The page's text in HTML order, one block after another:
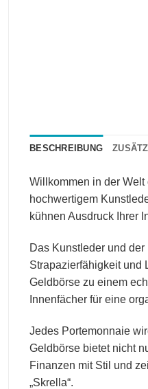
BESCHREIBUNG
Willkommen in der Welt
hochwertigem
kühnen Ausdruck Ihrer
Das Kunstleder und
Strapazierfähigkeit und
Geldbörse zu einem
Innenfächer für eine
Jedes Portemonnaie
Geldbörse bietet nicht
Finanzen mit Stil und
„Skrella“.